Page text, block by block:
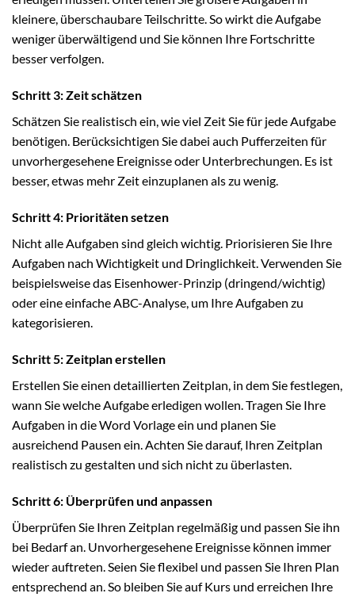
kleinere, überschaubare Teilschritte. So wirkt die Aufgabe
weniger überwältigend und Sie können Ihre Fortschritte
besser verfolgen.
Schritt 3: Zeit schätzen
Schätzen Sie realistisch ein, wie viel Zeit Sie für jede Aufgabe
benötigen. Berücksichtigen Sie dabei auch Pufferzeiten für
unvorhergesehene Ereignisse oder Unterbrechungen. Es ist
besser, etwas mehr Zeit einzuplanen als zu wenig.
Schritt 4: Prioritäten setzen
Nicht alle Aufgaben sind gleich wichtig. Priorisieren Sie Ihre
Aufgaben nach Wichtigkeit und Dringlichkeit. Verwenden Sie
beispielsweise das Eisenhower-Prinzip (dringend/wichtig)
oder eine einfache ABC-Analyse, um Ihre Aufgaben zu
kategorisieren.
Schritt 5: Zeitplan erstellen
Erstellen Sie einen detaillierten Zeitplan, in dem Sie festlegen,
wann Sie welche Aufgabe erledigen wollen. Tragen Sie Ihre
Aufgaben in die Word Vorlage ein und planen Sie
ausreichend Pausen ein. Achten Sie darauf, Ihren Zeitplan
realistisch zu gestalten und sich nicht zu überlasten.
Schritt 6: Überprüfen und anpassen
Überprüfen Sie Ihren Zeitplan regelmäßig und passen Sie ihn
bei Bedarf an. Unvorhergesehene Ereignisse können immer
wieder auftreten. Seien Sie flexibel und passen Sie Ihren Plan
entsprechend an. So bleiben Sie auf Kurs und erreichen Ihre